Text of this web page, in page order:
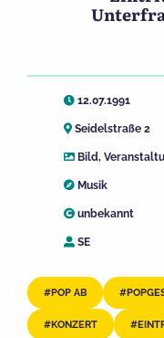
12.07.1991
Seidelstraße 2
Bild,
Musik
unbekannt
SE
POP AB
KONZERT